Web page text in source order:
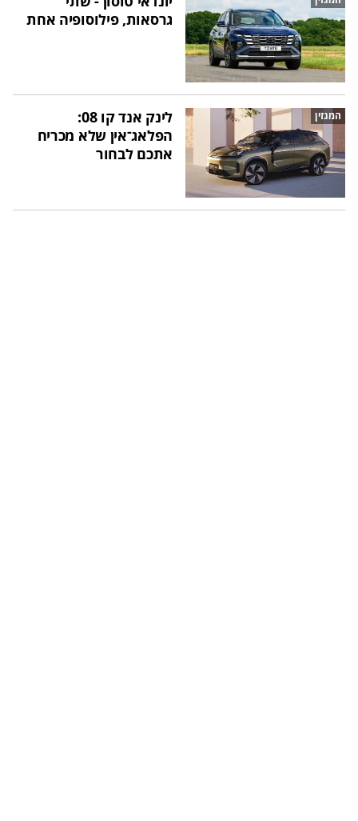
גרסאות, פילוסופיה אחת
המגזין
לינק אנד קו 08:
הפלאג־אין שלא מכריח
אתכם לבחור